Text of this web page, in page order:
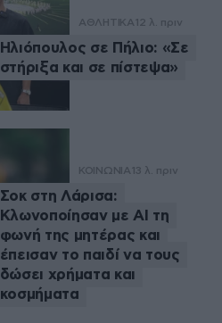
ΑΘΛΗΤΙΚΑ 12 λ. πριν
Ηλιόπουλος σε Πήλιο: «Σε
στήριξα και σε πίστεψα»
ΚΟΙΝΩΝΙΑ 13 λ. πριν
Σοκ στη Λάρισα:
Κλωνοποίησαν με AI τη
φωνή της μητέρας και
έπεισαν το παιδί να τους
δώσει χρήματα και
κοσμήματα